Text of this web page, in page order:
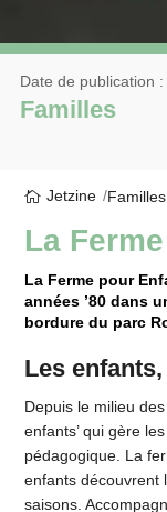
Familles
Date de publication
Jetzine Familles
La
La Ferme pour
années ’80 dans
bordure du parc
Les
Depuis le milieu des
enfants’ qui gère
pédagogique. La
enfants découvrent
saisons.